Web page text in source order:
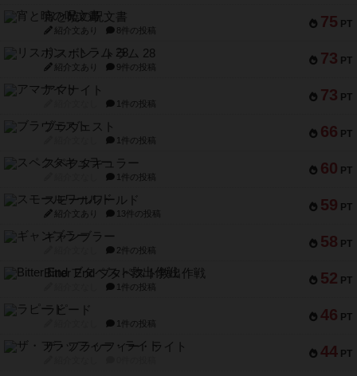
75 PT
宵と暁の呪文書
紹介文あり 8件の投稿
73 PT
リスボン・トラム 28
紹介文あり 9件の投稿
73 PT
アマナイト
1件の投稿
66 PT
ブラヴェスト
1件の投稿
60 PT
スペクタキュラー
1件の投稿
59 PT
スモールワールド
紹介文あり 13件の投稿
58 PT
ギャンブラー
2件の投稿
52 PT
Bitter End ブタペスト救出作戦
1件の投稿
46 PT
ラピード
1件の投稿
44 PT
ザ・フラッフィー・ライト